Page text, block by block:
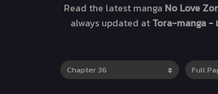
Read the latest manga No Love
always updated at Tora-manga -